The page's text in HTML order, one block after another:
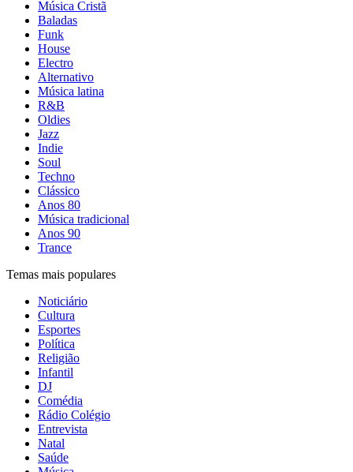
Música Cristã
Baladas
Funk
House
Electro
Alternativo
Música latina
R&B
Oldies
Jazz
Indie
Soul
Techno
Clássico
Anos 80
Música tradicional
Anos 90
Trance
Temas mais populares
Noticiário
Cultura
Esportes
Política
Religião
Infantil
DJ
Comédia
Rádio Colégio
Entrevista
Natal
Saúde